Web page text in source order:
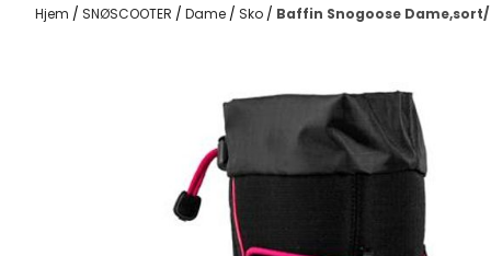
Hjem / SNØSCOOTER / Dame / Sko / Baffin Snogoose